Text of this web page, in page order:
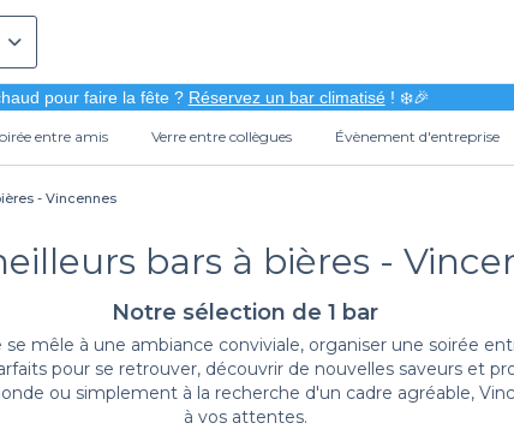
pour faire la fête ? Réservez un bar climatisé! ❄️🎉
entre amis Verre entre collègues Évènement d'entreprise
- Vincennes
bars à bières -
Notre sélection de 1 bar
mêle à une ambiance conviviale, organiser une soirée
pour se retrouver, découvrir de nouvelles saveurs et
ou simplement à la recherche d'un cadre agréable,
à vos attentes.